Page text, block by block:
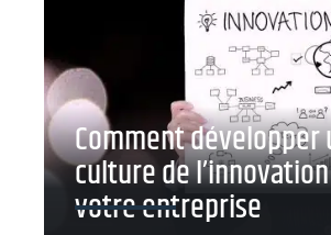
Comment développer
culture de
votre entreprise